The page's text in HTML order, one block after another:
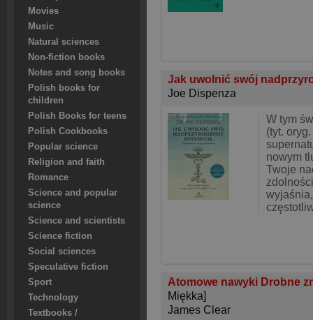
Movies
Music
Natural sciences
Non-fiction books
Notes and song books
Polish books for
children
Polish Books for teens
Polish Cookbooks
Popular science
Religion and faith
Romance
Science and popular
science
Science and scientists
Science fiction
Social sciences
Speculative fiction
Sport
Technology
Textbooks /
Jak uwolnić swój
Joe Dispenza
W tym
(tyt.
nowym
Twoje
Atomowe nawyki Drobne
Miękka]
James Clear